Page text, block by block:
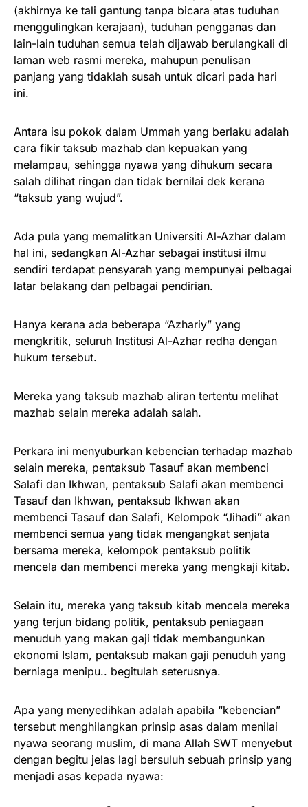
(akhirnya ke tali gantung tanpa bicara atas tuduhan
menggulingkan kerajaan), tuduhan pengganas dan
lain-lain tuduhan semua telah dijawab berulangkali di
laman web rasmi mereka, mahupun penulisan
panjang yang tidaklah susah untuk dicari pada hari
ini.
Antara isu pokok dalam Ummah yang berlaku adalah
cara fikir taksub mazhab dan kepuakan yang
melampau, sehingga nyawa yang dihukum secara
salah dilihat ringan dan tidak bernilai dek kerana
“taksub yang wujud”.
Ada pula yang memalitkan Universiti Al-Azhar dalam
hal ini, sedangkan Al-Azhar sebagai institusi ilmu
sendiri terdapat pensyarah yang mempunyai pelbagai
latar belakang dan pelbagai pendirian.
Hanya kerana ada beberapa “Azhariy” yang
mengkritik, seluruh Institusi Al-Azhar redha dengan
hukum tersebut.
Mereka yang taksub mazhab aliran tertentu melihat
mazhab selain mereka adalah salah.
Perkara ini menyuburkan kebencian terhadap mazhab
selain mereka, pentaksub Tasauf akan membenci
Salafi dan Ikhwan, pentaksub Salafi akan membenci
Tasauf dan Ikhwan, pentaksub Ikhwan akan
membenci Tasauf dan Salafi, Kelompok “Jihadi” akan
membenci semua yang tidak mengangkat senjata
bersama mereka, kelompok pentaksub politik
mencela dan membenci mereka yang mengkaji kitab.
Selain itu, mereka yang taksub kitab mencela mereka
yang terjun bidang politik, pentaksub peniagaan
menuduh yang makan gaji tidak membangunkan
ekonomi Islam, pentaksub makan gaji penuduh yang
berniaga menipu.. begitulah seterusnya.
Apa yang menyedihkan adalah apabila “kebencian”
tersebut menghilangkan prinsip asas dalam menilai
nyawa seorang muslim, di mana Allah SWT menyebut
dengan begitu jelas lagi bersuluh sebuah prinsip yang
menjadi asas kepada nyawa: